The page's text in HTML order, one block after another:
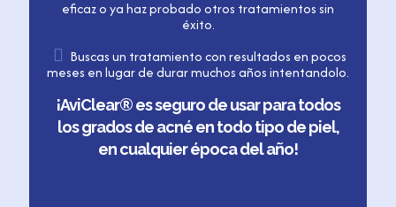
eficaz o ya haz probado otros tratamientos sin
éxito.
Buscas un tratamiento con resultados en pocos
meses en lugar de durar muchos años intentandolo.
¡AviClear®es seguro de usar para todos
los grados de acné en todo tipo de piel,
en cualquier época del año!